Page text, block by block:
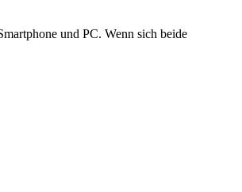
und PC. Wenn sich beide